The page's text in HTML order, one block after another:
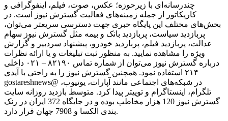
چندرسانه‌ای با زیرحوزه؛ عکس، صوت، فیلم، اینفوگرافی و
کاریکاتور از جمله زمینه‌های فعالیت گسترش نیوز است. در
بخش‌های مختلف این پایگاه خبری جهت دسترسی سریعتر می‌توان،
پربازدید سیاست، پربازدید بانک و بیمه مثل گسترش نیوز سهام
عدالت، پربازدید فیلم، پربازدید خودرو، پیشنهاد سردبیر و گزارش
ویژه را مشاهده نمایید. به منظور ثبت تبلیغات و یا ارائه نظرات
درباره گسترش نیوز می‌توان از شماره تماس ۸۲۱۹۰ – ۰۲۱ داخلی
۲۱۴ استفاده نمود. همچنین گسترش نیوز را به راحتی با آیدی
gostareshnews@ در شبکه‌های اجتماعی مانند آپارات، یوتیوب،
تلگرام، اینستاگرام و توییتر پیدا کرد. متوسط بازدید روزانه سایت
گسترش نیوز 120 هزار مخاطب بوده و در جایگاه 372 ایران در رنک
بندی الکسا و 7908 جهان قرار دارد.